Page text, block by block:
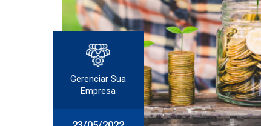
Gerenciar Sua
Empresa